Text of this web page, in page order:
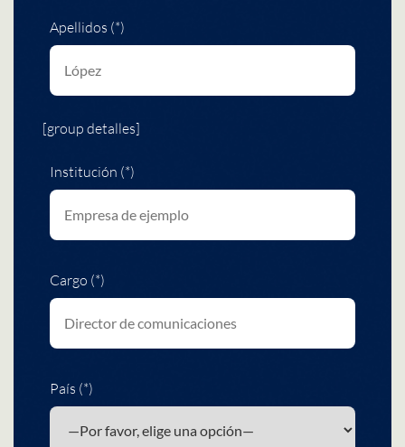
Apellidos (*)
[group detalles]
Institución (*)
Cargo (*)
País (*)